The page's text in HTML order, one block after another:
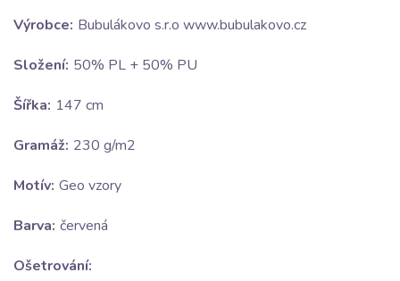
Výrobce: Bubulákovo s.r.o www.bubulakovo.cz
Složení: 50% PL + 50% PU
Šířka: 147 cm
Gramáž: 230 g/m2
Motív: Geo vzory
Barva: červená
Ošetrování: